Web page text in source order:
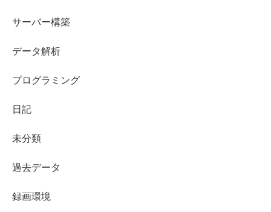
サーバー構築
データ解析
プログラミング
日記
未分類
過去データ
録画環境